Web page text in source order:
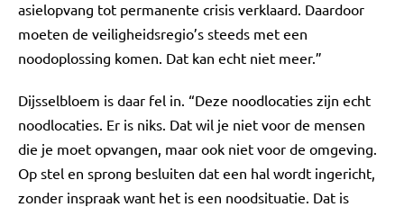
asielopvang tot permanente crisis verklaard. Daardoor
moeten de veiligheidsregio’s steeds met een
noodoplossing komen. Dat kan echt niet meer.”
Dijsselbloem is daar fel in. “Deze noodlocaties zijn echt
noodlocaties. Er is niks. Dat wil je niet voor de mensen
die je moet opvangen, maar ook niet voor de omgeving.
Op stel en sprong besluiten dat een hal wordt ingericht,
zonder inspraak want het is een noodsituatie. Dat is